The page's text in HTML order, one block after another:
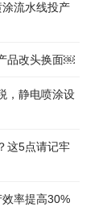
流水线投产
品改头换面￼
，静电喷涂设
这5点请记牢
率提高30%